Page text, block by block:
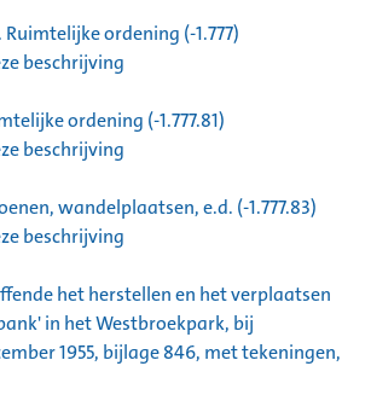
ordening (-1.777)
beschrijving
ordening (-1.777.81)
beschrijving
wandelplaatsen, e.d. (-1.777.83)
beschrijving
het herstellen en het verplaatsen
in het Westbroekpark, bij
1955, bijlage 846, met tekeningen,